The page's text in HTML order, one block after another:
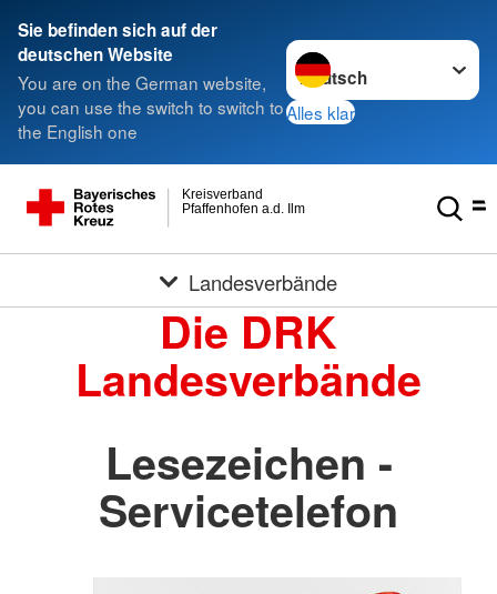
Sie befinden sich auf der
deutschen Website
You are on the German website,
you can use the switch to switch to
the English one
Sprache wechseln zu
Alles klar
Pfaffenhofen a.d. Ilm
Kreisverband
Landesverbände
Die DRK
Landesverbände
Lesezeichen -
Servicetelefon